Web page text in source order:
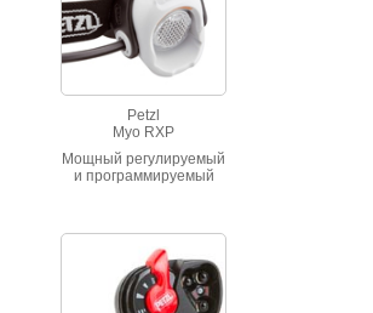
Petzl
Myo RXP
Мощный регулируемый
и программируемый
повышенной яркости и
рассеивающей линзой